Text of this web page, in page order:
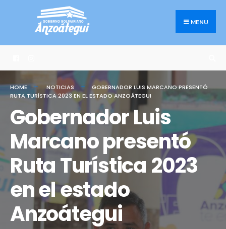
MENU
HOME NOTICIAS
GOBERNADOR LUIS MARCANO PRESENTÓ
RUTA TURÍSTICA 2023 EN EL ESTADO ANZOÁTEGUI
Gobernador Luis
Marcano presentó
Ruta Turística 2023
en el estado
Anzoátegui
Search